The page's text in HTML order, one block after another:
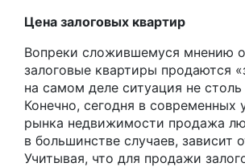
Цена залоговых квартир
Вопреки сложившемуся мнению
залоговые квартиры продаются
на самом деле ситуация не столь
Конечно, сегодня в современных
рынка недвижимости продажа
в большинстве случаев, зависит
Учитывая, что для продажи